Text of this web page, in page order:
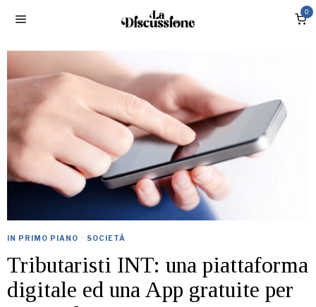
0
IN PRIMO PIANO · SOCIETÀ
Tributaristi INT: una piattaforma
digitale ed una App gratuite per